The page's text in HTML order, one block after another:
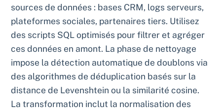
sources de données : bases CRM, logs serveurs,
plateformes sociales, partenaires tiers. Utilisez
des scripts SQL optimisés pour filtrer et agréger
ces données en amont. La phase de nettoyage
impose la détection automatique de doublons via
des algorithmes de déduplication basés sur la
distance de Levenshtein ou la similarité cosine.
La transformation inclut la normalisation des